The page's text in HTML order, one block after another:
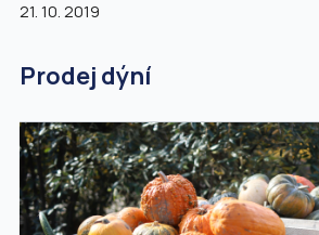
21. 10. 2019
Prodej dýní